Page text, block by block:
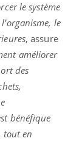
le système
le
, assure
améliorer
des
bénéfique
tout en